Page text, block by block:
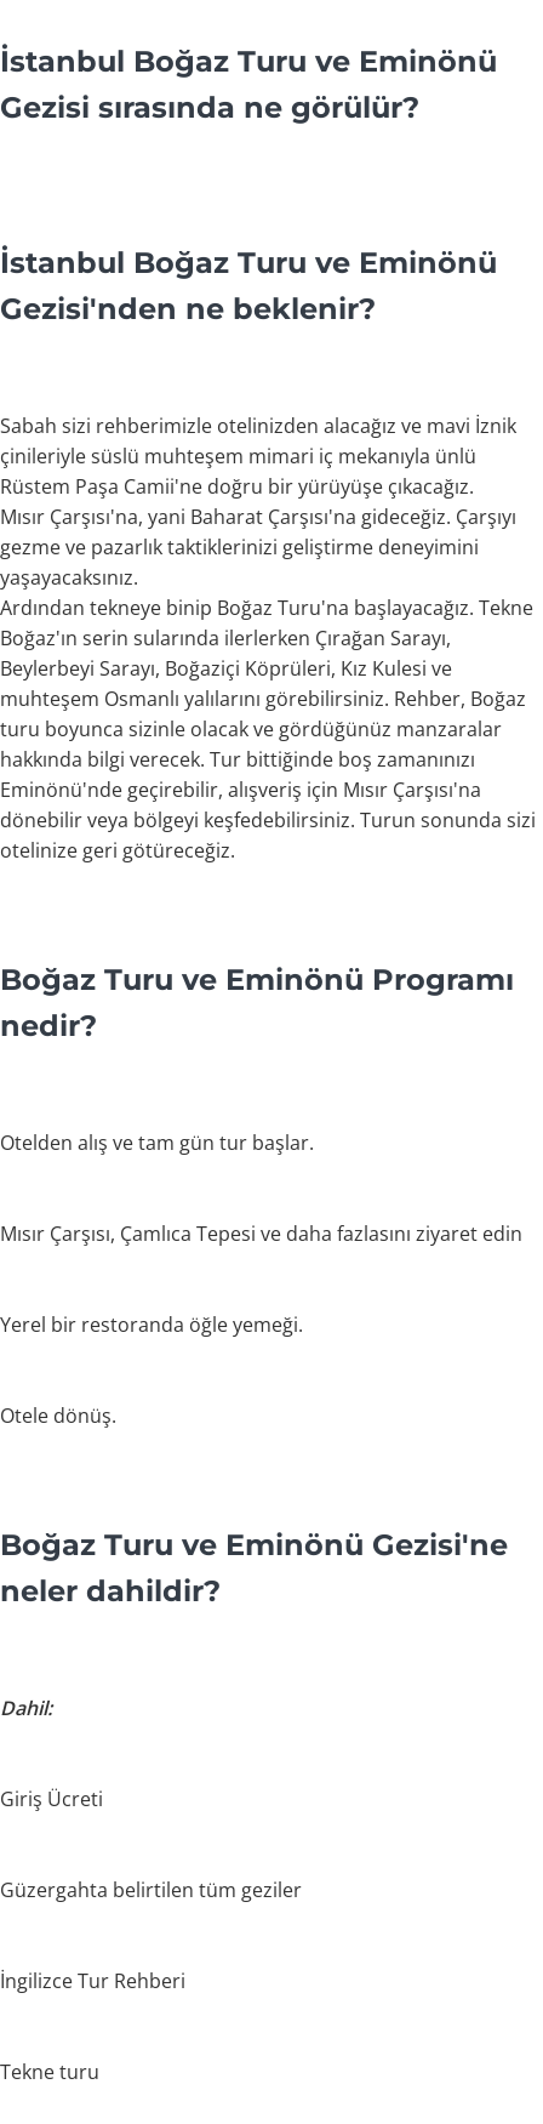
İstanbul Boğaz Turu ve Eminönü
Gezisi sırasında ne görülür?
İstanbul Boğaz Turu ve Eminönü
Gezisi'nden ne beklenir?
Sabah sizi rehberimizle otelinizden alacağız ve mavi İznik
çinileriyle süslü muhteşem mimari iç mekanıyla ünlü
Rüstem Paşa Camii'ne doğru bir yürüyüşe çıkacağız.
Mısır Çarşısı'na, yani Baharat Çarşısı'na gideceğiz. Çarşıyı
gezme ve pazarlık taktiklerinizi geliştirme deneyimini
yaşayacaksınız.
Ardından tekneye binip Boğaz Turu'na başlayacağız. Tekne
Boğaz'ın serin sularında ilerlerken Çırağan Sarayı,
Beylerbeyi Sarayı, Boğaziçi Köprüleri, Kız Kulesi ve
muhteşem Osmanlı yalılarını görebilirsiniz. Rehber, Boğaz
turu boyunca sizinle olacak ve gördüğünüz manzaralar
hakkında bilgi verecek. Tur bittiğinde boş zamanınızı
Eminönü'nde geçirebilir, alışveriş için Mısır Çarşısı'na
dönebilir veya bölgeyi keşfedebilirsiniz. Turun sonunda sizi
otelinize geri götüreceğiz.
Boğaz Turu ve Eminönü Programı
nedir?
Otelden alış ve tam gün tur başlar.
Mısır Çarşısı, Çamlıca Tepesi ve daha fazlasını ziyaret edin
Yerel bir restoranda öğle yemeği.
Otele dönüş.
Boğaz Turu ve Eminönü Gezisi'ne
neler dahildir?
Dahil:
Giriş Ücreti
Güzergahta belirtilen tüm geziler
İngilizce Tur Rehberi
Tekne turu